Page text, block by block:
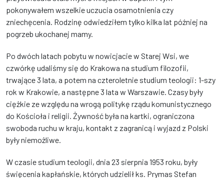
pokonywałem wszelkie uczucia osamotnienia czy
zniechęcenia. Rodzinę odwiedziłem tylko kilka lat później na
pogrzeb ukochanej mamy.
Po dwóch latach pobytu w nowicjacie w Starej Wsi, we
czwórkę udaliśmy się do Krakowa na studium filozofii,
trwające 3 lata, a potem na czteroletnie studium teologii: 1-szy
rok w Krakowie, a następne 3 lata w Warszawie. Czasy były
ciężkie ze względu na wrogą politykę rządu komunistycznego
do Kościoła i religii. Żywność była na kartki, ograniczona
swoboda ruchu w kraju, kontakt z zagranicą i wyjazd z Polski
były niemożliwe.
W czasie studium teologii, dnia 23 sierpnia 1953 roku, były
święcenia kapłańskie, których udzielił ks. Prymas Stefan